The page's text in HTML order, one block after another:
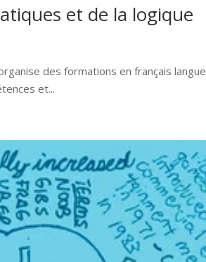
et de la logique
des formations en français langue
et...